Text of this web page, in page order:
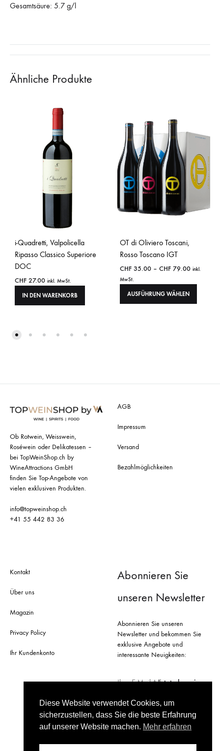
Gesamtsäure: 5.7 g/l
Ähnliche Produkte
i-Quadretti, Valpolicella
Ripasso Classico Superiore
DOC
CHF 27.00 inkl. MwSt.
IN DEN WARENKORB
OT di Oliviero Toscani,
Rosso Toscano IGT
CHF 35.00 – CHF 79.00 inkl.
MwSt.
AUSFÜHRUNG WÄHLEN
Ob Rotwein, Weisswein,
Roséwein oder Delikatessen –
bei TopWeinShop.ch by
WineAttractions GmbH
finden Sie Top-Angebote von
vielen exklusiven Produkten.
info@topweinshop.ch
+41 55 442 83 36
AGB
Impressum
Versand
Bezahlmöglichkeiten
Kontakt
Über uns
Magazin
Privacy Policy
Ihr Kundenkonto
Abonnieren Sie
unseren Newsletter
Abonnieren Sie unseren
Newsletter und bekommen Sie
exklusive Angebote und
interessante Neuigkeiten:
Diese Website verwendet Cookies, um
sicherzustellen, dass Sie die beste Erfahrung
auf unserer Website machen. Mehr erfahren